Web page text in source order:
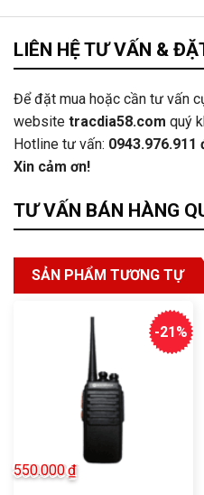
LIÊN HỆ TƯ VẤN &
Để đặt mua hoặc cần tư vấn
website tracdia58.com quý
Hotline tư vấn: 0943.976.911
Xin cảm ơn!
TƯ VẤN BÁN HÀNG
SẢN PHẨM TƯƠNG TỰ
-21%
550.000₫